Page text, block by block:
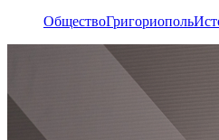
ОбществоГригориополь